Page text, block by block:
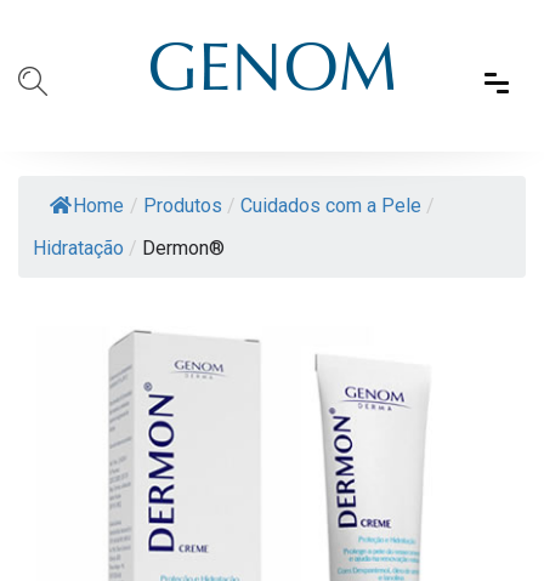
Home / Produtos / Cuidados com a Pele /
Hidratação / Dermon®